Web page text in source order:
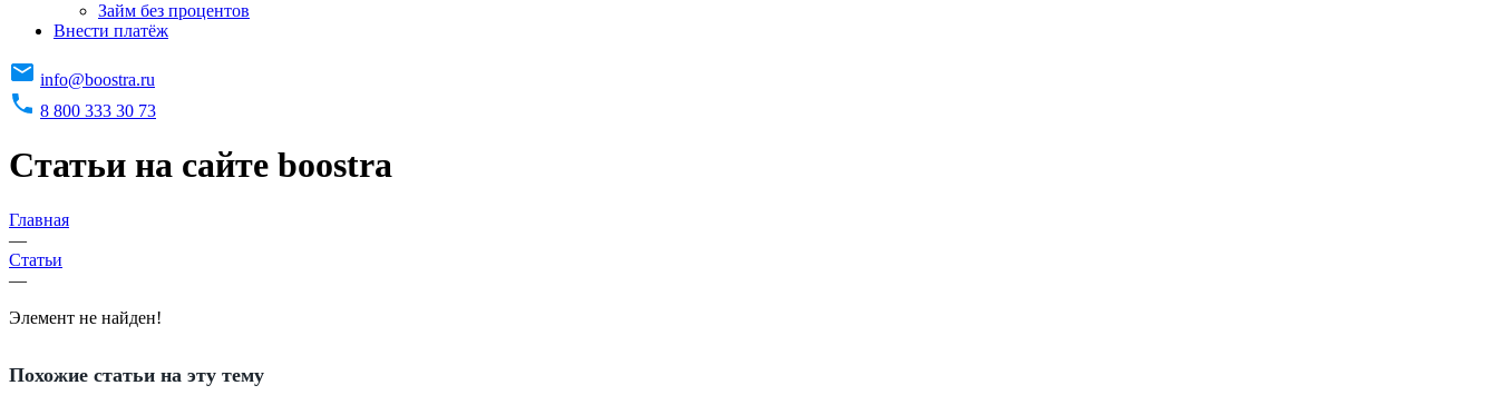
Займ без процентов
Внести платёж
info@boostra.ru
8 800 333 30 73
Статьи на сайте boostra
Главная
—
Статьи
—
Элемент не найден!
Похожие статьи на эту тему